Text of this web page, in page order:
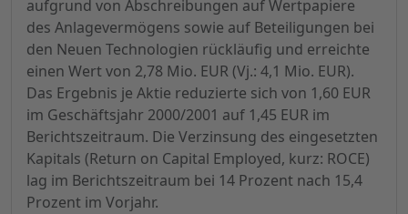
aufgrund von Abschreibungen auf Wertpapiere
des Anlagevermögens sowie auf Beteiligungen bei
den Neuen Technologien rückläufig und erreichte
einen Wert von 2,78 Mio. EUR (Vj.: 4,1 Mio. EUR).
Das Ergebnis je Aktie reduzierte sich von 1,60 EUR
im Geschäftsjahr 2000/2001 auf 1,45 EUR im
Berichtszeitraum. Die Verzinsung des eingesetzten
Kapitals (Return on Capital Employed, kurz: ROCE)
lag im Berichtszeitraum bei 14 Prozent nach 15,4
Prozent im Vorjahr.